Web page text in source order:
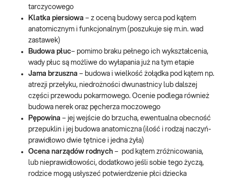
tarczycowego
Klatka piersiowa – z oceną budowy serca pod kątem
anatomicznym i funkcjonalnym (poszukuje się m.in. wad
zastawek)
Budowa płuc– pomimo braku pełnego ich wykształcenia,
wady płuc są możliwe do wyłapania już na tym etapie
Jama brzuszna – budowa i wielkość żołądka pod kątem np.
atrezji przełyku, niedrożności dwunastnicy lub dalszej
części przewodu pokarmowego. Ocenie podlega również
budowa nerek oraz pęcherza moczowego
Pępowina – jej wejście do brzucha, ewentualna obecność
przepuklin i jej budowa anatomiczna (ilość i rodzaj naczyń-
prawidłowo dwie tętnice i jedna żyła)
Ocena narządów rodnych – pod kątem zróżnicowania,
lub nieprawidłowości, dodatkowo jeśli sobie tego życzą,
rodzice mogą usłyszeć potwierdzenie płci dziecka